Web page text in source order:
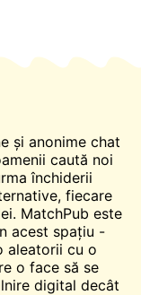
și anonime chat
caută noi
închiderii
fiecare
MatchPub este
acest spațiu -
aleatorii cu o
o face să se
digital decât